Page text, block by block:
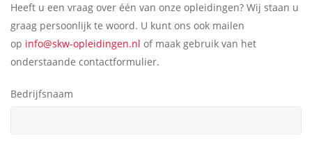
Heeft u een vraag over één van onze opleidingen? Wij staan u
graag persoonlijk te woord. U kunt ons ook mailen
op info@skw-opleidingen.nl of maak gebruik van het
onderstaande contactformulier.
Bedrijfsnaam